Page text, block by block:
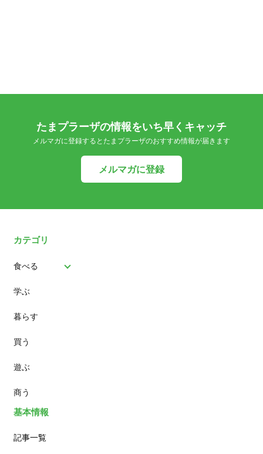
たまプラーザの情報をいち早くキャッチ
メルマガに登録するとたまプラーザのおすすめ情報が届きます
メルマガに登録
カテゴリ
食べる
パン
スイーツ
ランチ
カフェ
学ぶ
暮らす
買う
遊ぶ
商う
基本情報
記事一覧